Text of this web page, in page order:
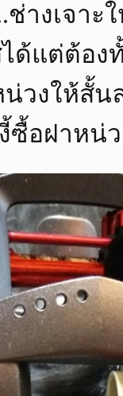
างเจาะ
ด้แต่ต้อง
วงให้สั้น
ซื้อฝาหน่